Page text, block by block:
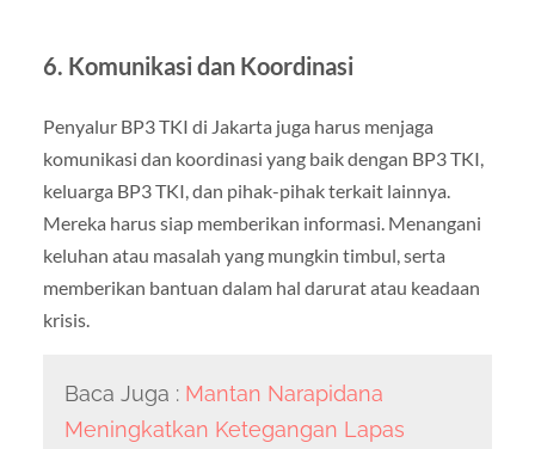
6. Komunikasi dan Koordinasi
Penyalur BP3 TKI di Jakarta juga harus menjaga
komunikasi dan koordinasi yang baik dengan BP3 TKI,
keluarga BP3 TKI, dan pihak-pihak terkait lainnya.
Mereka harus siap memberikan informasi. Menangani
keluhan atau masalah yang mungkin timbul, serta
memberikan bantuan dalam hal darurat atau keadaan
krisis.
Baca Juga : Mantan Narapidana
Meningkatkan Ketegangan Lapas